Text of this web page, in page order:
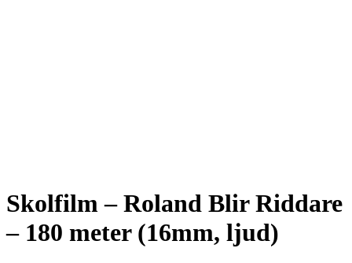
Skolfilm – Roland Blir Riddare
– 180 meter (16mm, ljud)